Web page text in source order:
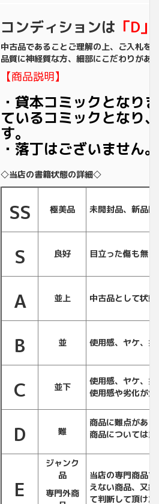
コンディションは 「D」
中古品であることご理解の上、ご入札を
品質に神経質な方、細部にこだわりがあ
【商品説明】
・貸本コミックとなり
ているコミックとなり
す。
・落丁はございません。
◇当店の書籍状態の詳細◇
SS 極美品 未開封品、新品
S 良好 目立った傷も無
A 並上 中古品として状
B 並 使用感、ヤケ、
C 並下
使用感、ヤケ、
使用感や劣化が
D 難
商品に難点があ
商品については
E
ジャンク
品
専門外商
当店の専門商品
えない商品、又
て判断して頂け